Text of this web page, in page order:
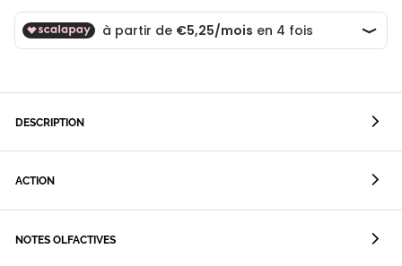
DESCRIPTION
ACTION
NOTES OLFACTIVES